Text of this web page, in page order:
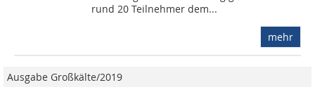
rund 20 Teilnehmer dem...
mehr
Ausgabe Großkälte/2019